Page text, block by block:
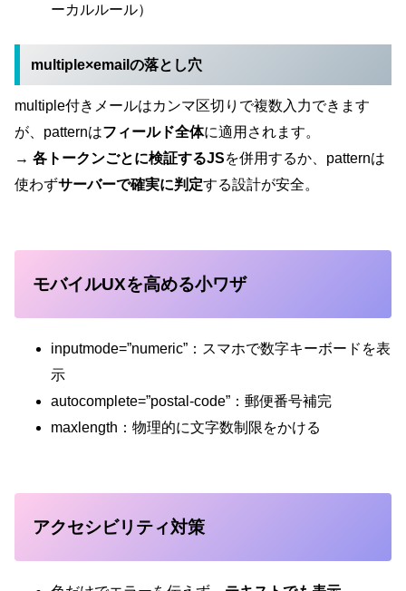
ーカルルール）
multiple×emailの落とし穴
multiple付きメールはカンマ区切りで複数入力できます
が、patternはフィールド全体に適用されます。
→ 各トークンごとに検証するJSを併用するか、patternは
使わずサーバーで確実に判定する設計が安全。
モバイルUXを高める小ワザ
inputmode=”numeric”：スマホで数字キーボードを表
示
autocomplete=”postal-code”：郵便番号補完
maxlength：物理的に文字数制限をかける
アクセシビリティ対策